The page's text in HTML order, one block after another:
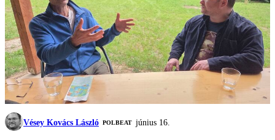
Vésey Kovács László ‎POLBEAT június 16.